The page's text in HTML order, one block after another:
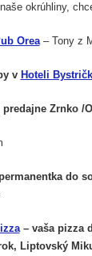
okrúhliny,
Orea – Tony z
v Hoteli
Zrnko /
do
– vaša pizza
Liptovský